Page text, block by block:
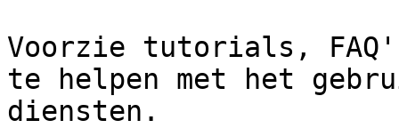
Voorzie tutorials,
te helpen met het
diensten.